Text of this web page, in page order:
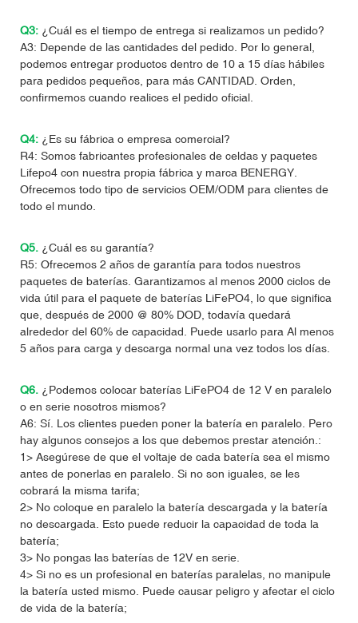
Q3: ¿Cuál es el tiempo de entrega si realizamos un pedido?
A3: Depende de las cantidades del pedido. Por lo general,
podemos entregar productos dentro de 10 a 15 días hábiles
para pedidos pequeños, para más CANTIDAD. Orden,
confirmemos cuando realices el pedido oficial.
Q4: ¿Es su fábrica o empresa comercial?
R4: Somos fabricantes profesionales de celdas y paquetes
Lifepo4 con nuestra propia fábrica y marca BENERGY.
Ofrecemos todo tipo de servicios OEM/ODM para clientes de
todo el mundo.
Q5. ¿Cuál es su garantía?
R5: Ofrecemos 2 años de garantía para todos nuestros
paquetes de baterías. Garantizamos al menos 2000 ciclos de
vida útil para el paquete de baterías LiFePO4, lo que significa
que, después de 2000 @ 80% DOD, todavía quedará
alrededor del 60% de capacidad. Puede usarlo para Al menos
5 años para carga y descarga normal una vez todos los días.
Q6. ¿Podemos colocar baterías LiFePO4 de 12 V en paralelo
o en serie nosotros mismos?
A6: Sí. Los clientes pueden poner la batería en paralelo. Pero
hay algunos consejos a los que debemos prestar atención.:
1> Asegúrese de que el voltaje de cada batería sea el mismo
antes de ponerlas en paralelo. Si no son iguales, se les
cobrará la misma tarifa;
2> No coloque en paralelo la batería descargada y la batería
no descargada. Esto puede reducir la capacidad de toda la
batería;
3> No pongas las baterías de 12V en serie.
4> Si no es un profesional en baterías paralelas, no manipule
la batería usted mismo. Puede causar peligro y afectar el ciclo
de vida de la batería;